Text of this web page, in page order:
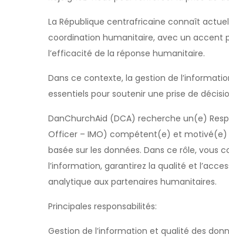
La République centrafricaine connaît
coordination humanitaire, avec un accent
l’efficacité de la réponse humanitaire.
Dans ce contexte, la gestion de
essentiels pour soutenir une prise de
DanChurchAid (DCA) recherche un(e)
Officer – IMO) compétent(e) et motivé(e)
basée sur les données. Dans ce rôle,
l’information, garantirez la qualité et
analytique aux partenaires humanitaires.
Principales responsabilités:
Gestion de l’information et qualité des